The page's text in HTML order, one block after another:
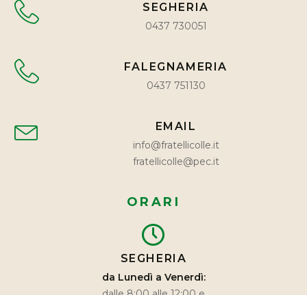
SEGHERIA
0437 730051
FALEGNAMERIA
0437 751130
EMAIL
info@fratellicolle.it
fratellicolle@pec.it
ORARI
SEGHERIA
da Lunedì a Venerdì: